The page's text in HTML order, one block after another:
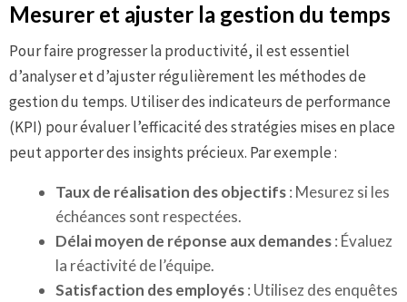
Mesurer et ajuster la gestion du temps
Pour faire progresser la productivité, il est essentiel
d’analyser et d’ajuster régulièrement les méthodes de
gestion du temps. Utiliser des indicateurs de performance
(KPI) pour évaluer l’efficacité des stratégies mises en place
peut apporter des insights précieux. Par exemple :
Taux de réalisation des objectifs: Mesurez si les
échéances sont respectées.
Délai moyen de réponse aux demandes: Évaluez
la réactivité de l’équipe.
Satisfaction des employés: Utilisez des enquêtes